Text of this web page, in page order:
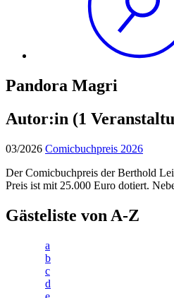
Pandora Magri
Autor:in (1
03/2026 Comicbuchpreis 2026
Der Comicbuchpreis der Berthold
Preis ist mit 25.000 Euro dotiert.
Gästeliste von A-Z
a
b
c
d